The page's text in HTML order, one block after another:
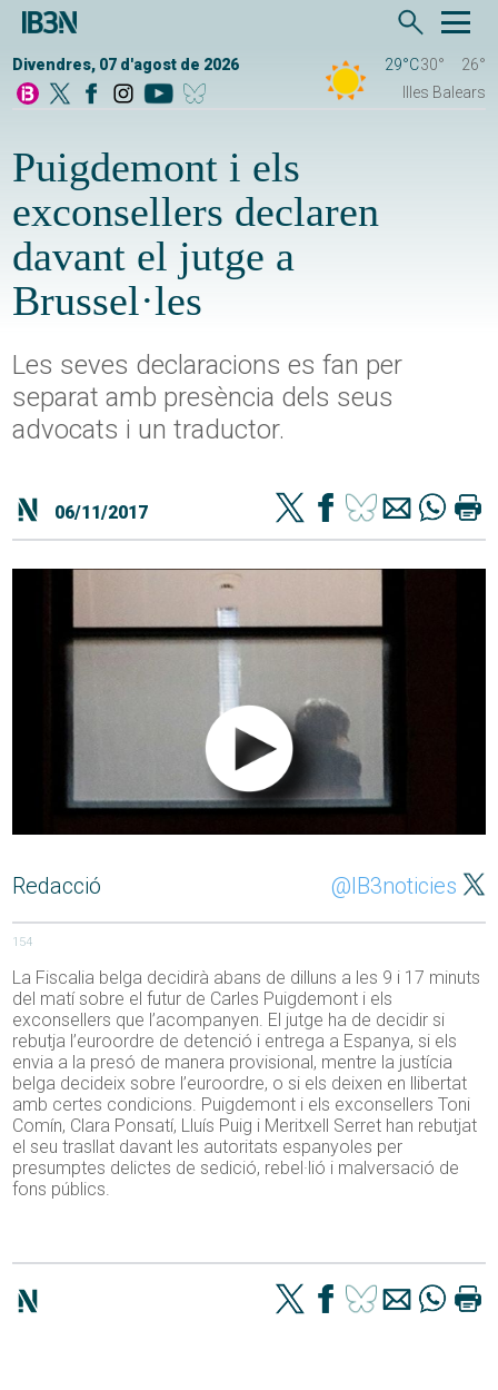
Divendres, 07 d'agost de 2026 29°C30°
26°
Illes Balears
Puigdemont i els
exconsellers declaren
davant el jutge a
Brussel·les
Les seves declaracions es fan per
separat amb presència dels seus
advocats i un traductor.
06/11/2017
Redacció @IB3noticies
154
La Fiscalia belga decidirà abans de dilluns a les 9 i 17 minuts
del matí sobre el futur de Carles Puigdemont i els
exconsellers que l’acompanyen. El jutge ha de decidir si
rebutja l’euroordre de detenció i entrega a Espanya, si els
envia a la presó de manera provisional, mentre la justícia
belga decideix sobre l’euroordre, o si els deixen en llibertat
amb certes condicions. Puigdemont i els exconsellers Toni
Comín, Clara Ponsatí, Lluís Puig i Meritxell Serret han rebutjat
el seu trasllat davant les autoritats espanyoles per
presumptes delictes de sedició, rebel·lió i malversació de
fons públics.